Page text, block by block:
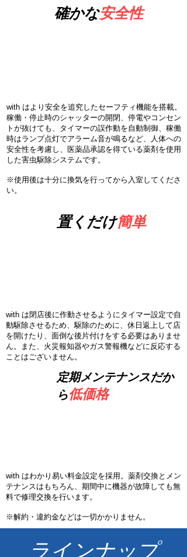
確かな安全性
with はより安全を追究したセーフティ機能を搭載。
稼働・停止時のシャッターの開閉、停電やコンセン
トが抜けても、タイマーの誤作動を自動制御、稼働
時はランプ点灯でアラーム音が鳴るなど、人体への
安全性を考慮し、医薬品承認を得ている薬剤を使用
した害虫駆除システムです。​
​※使用後は十分に換気を行ってから入室してくださ
い。
置くだけ簡単
with は閉店後に作動させるようにタイマー設定で自
動駆除させるため、駆除のために、休日返上して店
を開けたり、面倒な後片付けをする必要はありませ
ん。また、火災報知器やガス警報機などに反応する
ことはございません。
定期メンテナンスだか
ら低価格
with はわかり易い料金設定を採用。薬剤交換とメン
テナンスはもちろん、期間中に機器が故障しても無
料で修理交換を行います。
​※解約・違約金などは一切かかりません。
ラインナップ